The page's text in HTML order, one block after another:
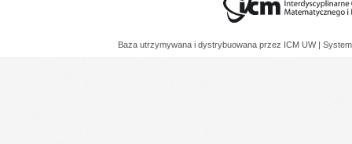
Baza utrzymywana i dystrybuowana przez ICM UW |